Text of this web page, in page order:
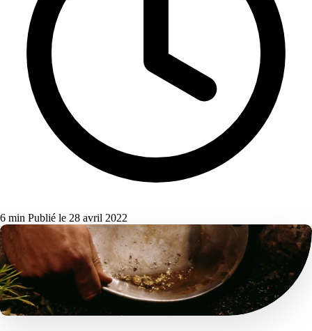
6 min Publié le 28 avril 2022